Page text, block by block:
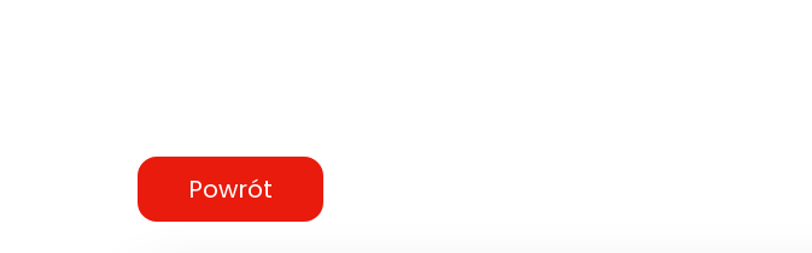
Powrót